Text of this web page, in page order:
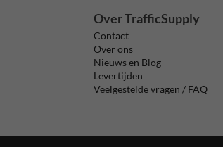
Over TrafficSupply
Contact
Over ons
Nieuws en Blog
Levertijden
Veelgestelde vragen / FAQ